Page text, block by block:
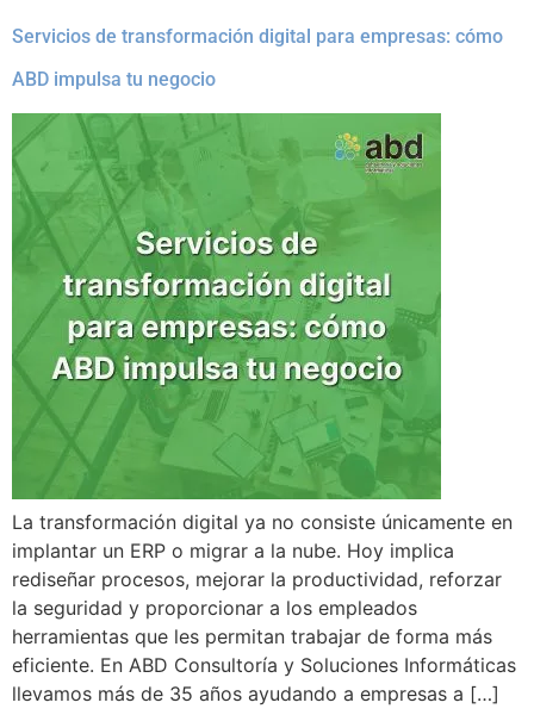
Servicios de transformación digital para empresas: cómo
ABD impulsa tu negocio
La transformación digital ya no consiste únicamente en
implantar un ERP o migrar a la nube. Hoy implica
rediseñar procesos, mejorar la productividad, reforzar
la seguridad y proporcionar a los empleados
herramientas que les permitan trabajar de forma más
eficiente. En ABD Consultoría y Soluciones Informáticas
llevamos más de 35 años ayudando a empresas a […]